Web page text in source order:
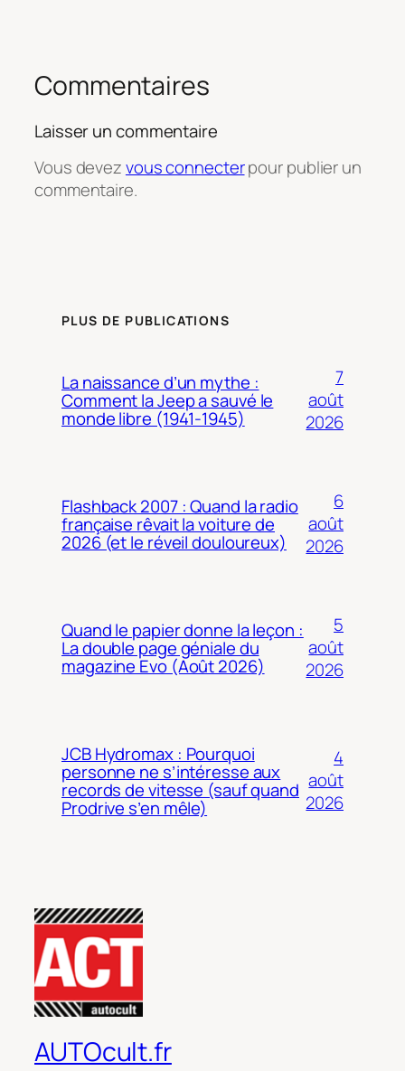
Commentaires
Laisser un commentaire
Vous devezvous connecterpour publier un
commentaire.
PLUS DE PUBLICATIONS
La naissance d’un mythe :
Comment la Jeep a sauvé le
monde libre (1941-1945)
7
août
2026
Flashback 2007 : Quand la radio
française rêvait la voiture de
2026 (et le réveil douloureux)
6
août
2026
Quand le papier donne la leçon :
La double page géniale du
magazine Evo (Août 2026)
5
août
2026
JCB Hydromax : Pourquoi
personne ne s’intéresse aux
records de vitesse (sauf quand
Prodrive s’en mêle)
4
août
2026
AUTOcult.fr